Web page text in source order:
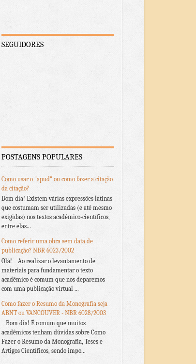
SEGUIDORES
POSTAGENS POPULARES
Como usar o "apud" ou como fazer a citação
da citação?
Bom dia! Existem várias expressões latinas
que costumam ser utilizadas (e até mesmo
exigidas) nos textos acadêmico-científicos,
entre elas...
Como referir uma obra sem data de
publicação? NBR 6023/2002
Olá! Ao realizar o levantamento de
materiais para fundamentar o texto
acadêmico é comum que nos deparemos
com uma publicação virtual ...
Como fazer o Resumo da Monografia seja
ABNT ou VANCOUVER - NBR 6028/2003
Bom dia! É comum que muitos
acadêmicos tenham dúvidas sobre Como
Fazer o Resumo da Monografia, Teses e
Artigos Científicos, sendo impo...